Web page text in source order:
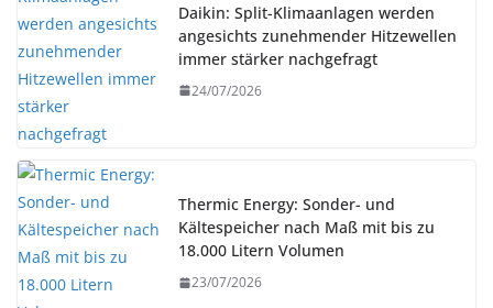
Daikin: Split-Klimaanlagen werden
angesichts zunehmender Hitzewellen
immer stärker nachgefragt
24/07/2026
Thermic Energy: Sonder- und
Kältespeicher nach Maß mit bis zu
18.000 Litern Volumen
23/07/2026